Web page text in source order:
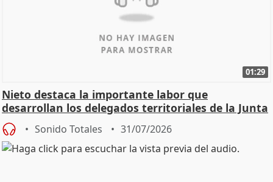
01:29
Nieto destaca la importante labor que
desarrollan los delegados territoriales de la Junta
Sonido Totales 31/07/2026